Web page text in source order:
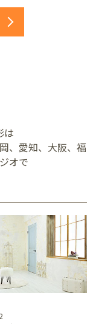
は
、愛知、大阪、福
オで